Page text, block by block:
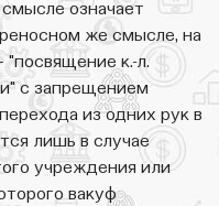
означает
же смысле, на
"посвящение к.-л.
с запрещением
из одних рук в
лишь в случае
учреждения или
вакуф